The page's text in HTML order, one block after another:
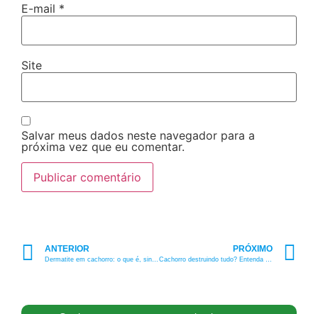
E-mail *
Site
Salvar meus dados neste navegador para a
próxima vez que eu comentar.
ANTERIOR
Dermatite em cachorro: o que é, sintomas e como tratar!
PRÓXIMO
Cachorro destruindo tudo? Entenda os motivos e o que fazer!